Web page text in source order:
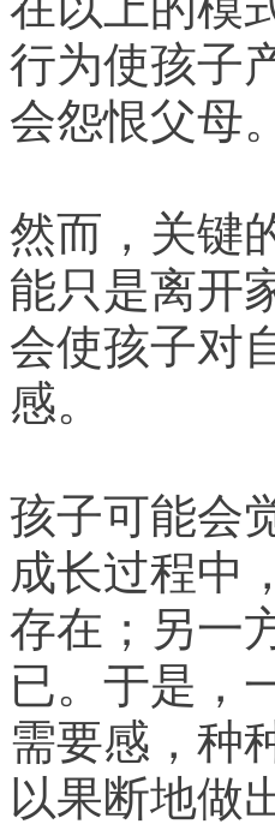
行为使孩子
会怨恨父母。
然而，关键
能只是离开
会使孩子对
感。
孩子可能会
成长过程中
存在；另一
已。于是，
需要感，种
以果断地做